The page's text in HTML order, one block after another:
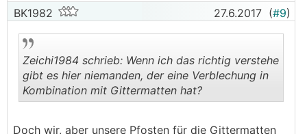
BK1982 27.6.2017 (#9)
Zeichi1984 schrieb: Wenn ich das richtig verstehe
gibt es hier niemanden, der eine Verblechung in
Kombination mit Gittermatten hat?
Doch wir, aber unsere Pfosten für die Gittermatten